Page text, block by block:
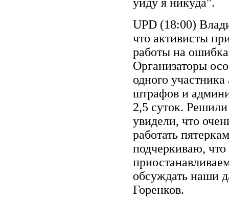
UPD (18:00)
что активисты
работы на
Организаторы
одного
штрафов и
2,5 суток.
увидели, что
работать
подчеркиваю,
обсуждать наши
Горенков.